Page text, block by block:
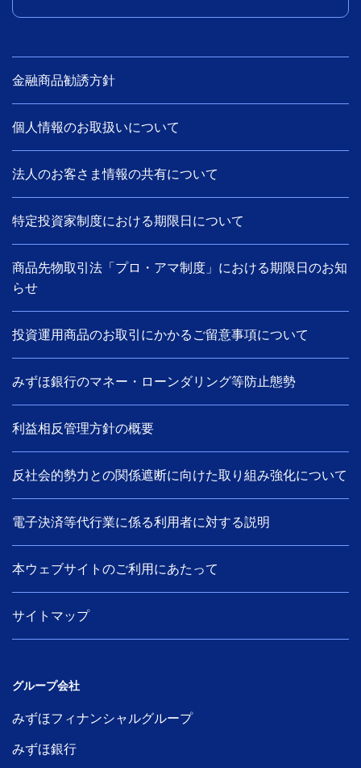
金融商品勧誘方針
個人情報のお取扱いについて
法人のお客さま情報の共有について
特定投資家制度における期限日について
商品先物取引法「プロ・アマ制度」における期限日のお知
らせ
投資運用商品のお取引にかかるご留意事項について
みずほ銀行のマネー・ローンダリング等防止態勢
利益相反管理方針の概要
反社会的勢力との関係遮断に向けた取り組み強化について
電子決済等代行業に係る利用者に対する説明
本ウェブサイトのご利用にあたって
サイトマップ
グループ会社
みずほフィナンシャルグループ
みずほ銀行